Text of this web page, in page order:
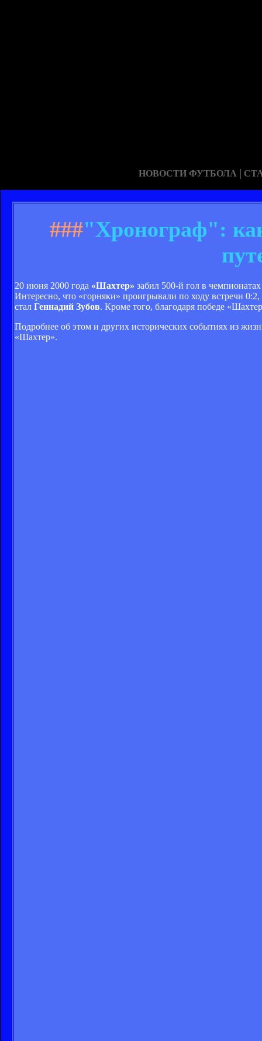
НОВОСТИ ФУТБОЛА |
###"Хронограф":
20 июня 2000 года «Шахтер» забил 500-й гол в
Интересно, что «горняки» проигрывали по ходу встречи
стал Геннадий Зубов. Кроме того, благодаря победе
Подробнее об этом и других исторических событиях из
«Шахтер».